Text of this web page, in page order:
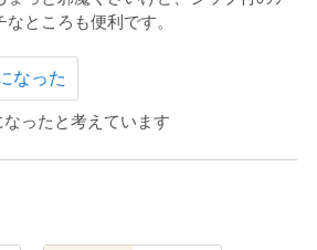
なところも便利です。
なった
ったと考えています